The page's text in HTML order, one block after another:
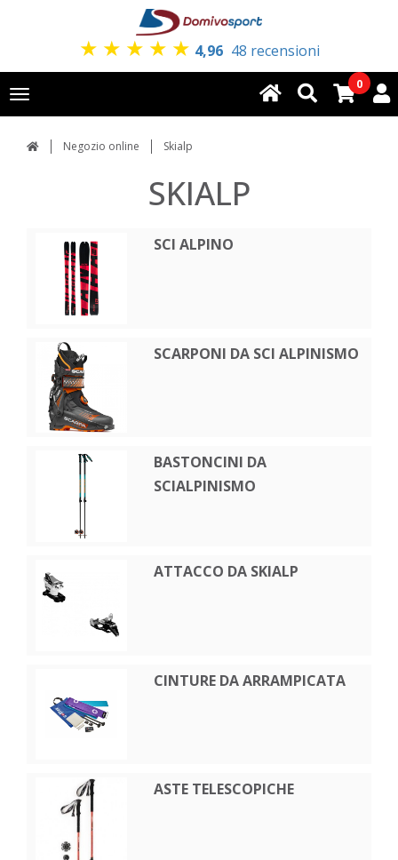
★ ★ ★ ★ ★ 4,96 48 recensioni
Toggle
navigation
0
Negozio online Skialp
SKIALP
SCI ALPINO
SCARPONI DA SCI ALPINISMO
BASTONCINI DA
SCIALPINISMO
ATTACCO DA SKIALP
CINTURE DA ARRAMPICATA
ASTE TELESCOPICHE